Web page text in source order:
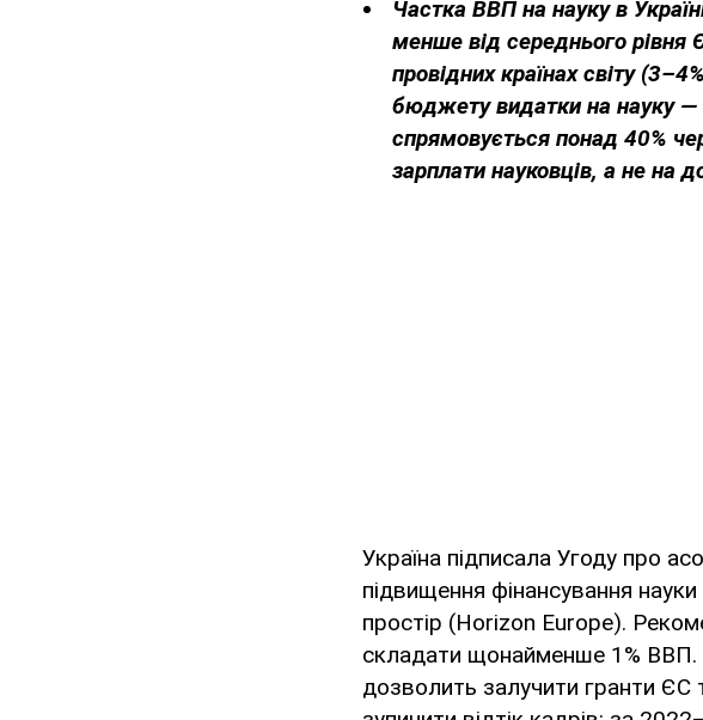
Частка ВВП на науку в
менше від середнього
провідних країнах світу
бюджету видатки на науку —
спрямовується понад 40%
зарплати науковців, а не на
Україна підписала Угоду про
підвищення фінансування
простір (Horizon Europe).
складати щонайменше 1% ВВП.
дозволить залучити гранти ЄС